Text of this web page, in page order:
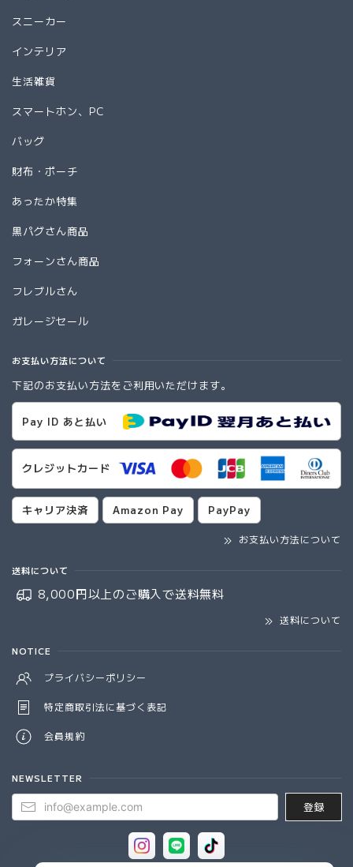
スニーカー
インテリア
生活雑貨
スマートホン、PC
バッグ
財布・ポーチ
あったか特集
黒パグさん商品
フォーンさん商品
フレブルさん
ガレージセール
お支払い方法について
下記のお支払い方法をご利用いただけます。
Pay ID あと払い
クレジットカード
キャリア決済 Amazon Pay PayPay
お支払い方法について
送料について
8,000円以上のご購入で送料無料
送料について
NOTICE
プライバシーポリシー
特定商取引法に基づく表記
会員規約
NEWSLETTER
登録